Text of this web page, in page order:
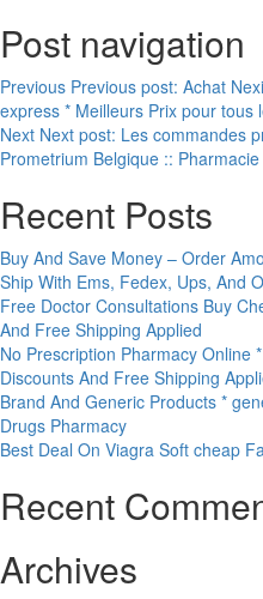
Post navigation
Previous Previous post: Achat
express * Meilleurs Prix pour tous
Next Next post: Les commandes
Prometrium Belgique ::
Recent Posts
Buy And Save Money – Order
Ship With Ems, Fedex, Ups, And
Free Doctor Consultations Buy
And Free Shipping Applied
No Prescription Pharmacy Online
Discounts And Free Shipping
Brand And Generic Products *
Drugs Pharmacy
Best Deal On Viagra Soft cheap
Recent
Archives